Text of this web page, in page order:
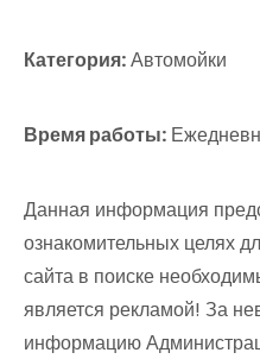
Категория:Автомойки
Время работы:
Данная информация
ознакомительных целях
сайта в поиске
является рекламой! За
информацию